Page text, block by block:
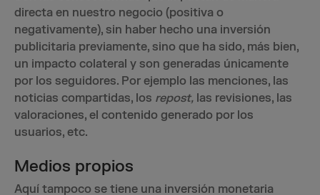
directa en nuestro negocio (positiva o
negativamente), sin haber hecho una inversión
publicitaria previamente, sino que ha sido, más bien,
un impacto colateral y son generadas únicamente
por los seguidores. Por ejemplo las menciones, las
noticias compartidas, los repost, las revisiones, las
valoraciones, el contenido generado por los
usuarios, etc.
Medios propios
Aquí tampoco se tiene una inversión monetaria